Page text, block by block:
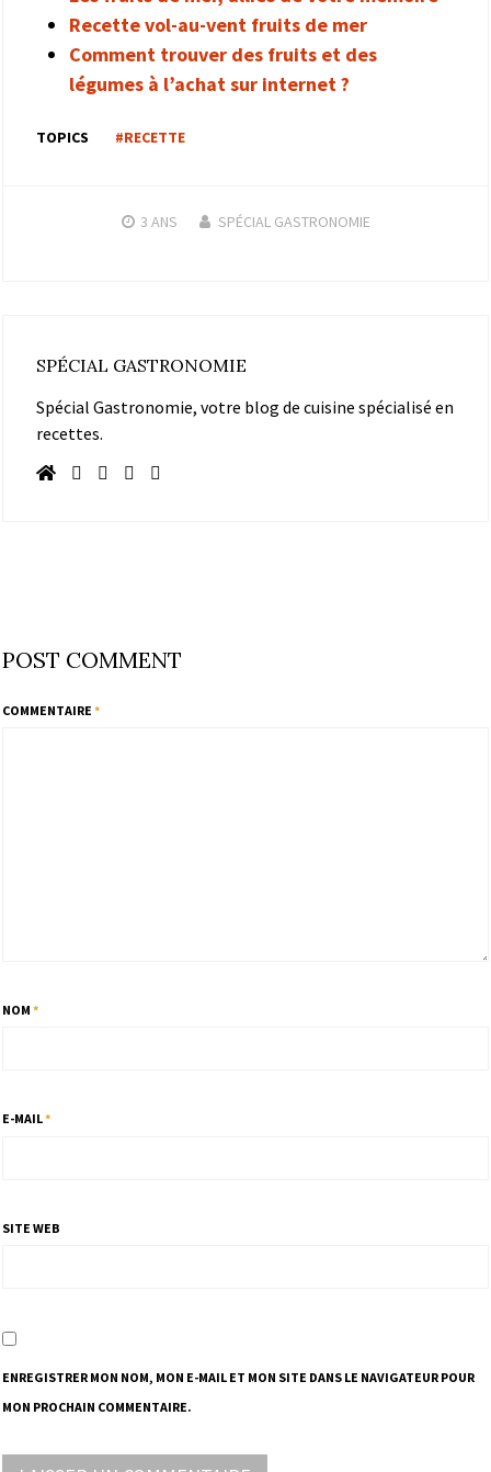
Recette vol-au-vent fruits de mer
Comment trouver des fruits et des
légumes à l’achat sur internet ?
TOPICS #RECETTE
3 ANS SPÉCIAL GASTRONOMIE
SPÉCIAL GASTRONOMIE
Spécial Gastronomie, votre blog de cuisine spécialisé en
recettes.
POST COMMENT
COMMENTAIRE *
NOM *
E-MAIL*
SITE WEB
ENREGISTRER MON NOM, MON E-MAIL ET MON SITE DANS LE NAVIGATEUR POUR
MON PROCHAIN COMMENTAIRE.